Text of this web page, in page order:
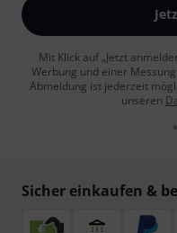
Mit Klick auf „Jetzt
Werbung und einer
Abmeldung ist jederzeit
unseren
Sicher einkaufen &